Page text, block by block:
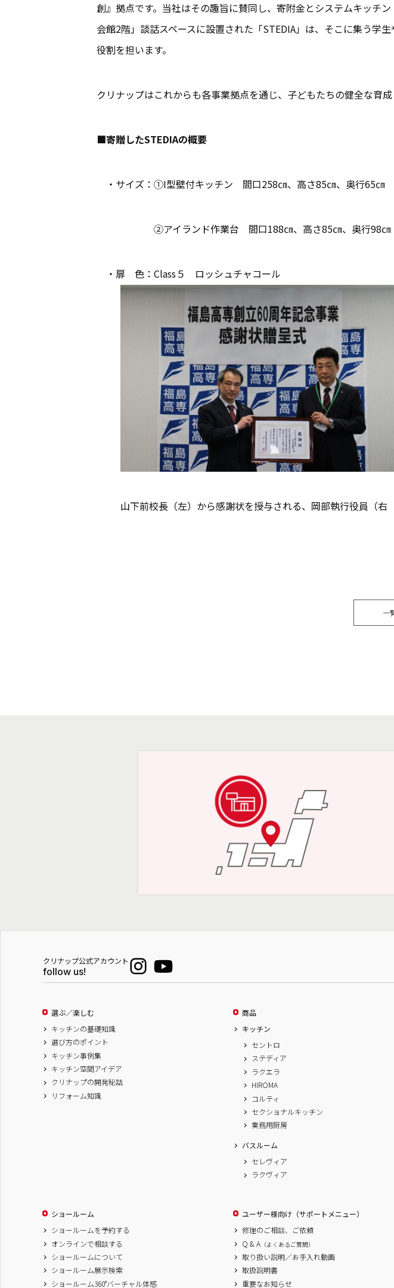
創』拠点です。当社はその趣旨に賛同し、寄附金とシステムキッチ
会館2階」談話スペースに設置された「STEDIA」は、そこに集う学
役割を担います。
クリナップはこれからも各事業拠点を通じ、子どもたちの健全な育
■寄贈したSTEDIAの概要
・サイズ：①I型壁付キッチン 間口258㎝、高さ85㎝、奥行65㎝
②アイランド作業台 間口188㎝、高さ85㎝、奥行98㎝
・扉 色：Class５ ロッシュチャコール
山下前校長（左）から感謝状を授与される、岡部執行役員（右
一
クリナップ公式アカウント
follow us!
選ぶ／楽しむ
キッチンの基礎知識
選び方のポイント
キッチン事例集
キッチン空間アイデア
クリナップの開発秘話
リフォーム知識
商品
キッチン
セントロ
ステディア
ラクエラ
HIROMA
コルティ
セクショナルキッチン
業務用厨房
バスルーム
セレヴィア
ラクヴィア
ショールーム
ショールームを予約する
オンラインで相談する
ショールームについて
ショールーム展示検索
ショールーム360°バーチャル体感
ユーザー様向け（サポートメニュー）
修理のご相談、ご依頼
Q & A （よくあるご質問）
取り扱い説明／お手入れ動画
取扱説明書
重要なお知らせ